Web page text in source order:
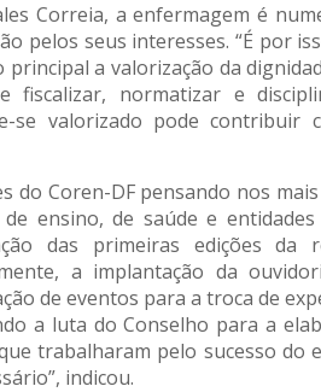
Correia, a enfermagem é
pelos seus interesses. “É por
a valorização da
fiscalizar, normatizar e
se valorizado pode contribuir
do Coren-DF pensando nos mais
ensino, de saúde e entidades
das primeiras edições da
a implantação da
de eventos para a troca de
a luta do Conselho para a
trabalharam pelo sucesso
indicou.